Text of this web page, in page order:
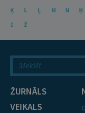
Ķ
L Ļ M N Ņ
Z
Ž
ŽURNĀLS
VEIKALS